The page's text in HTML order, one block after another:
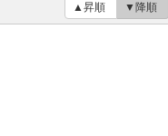
▲昇順 ▼降順